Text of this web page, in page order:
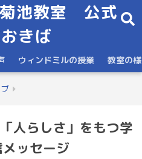
池教室 公式
きば
ウィンドミルの授業 教室の
人らしさ」をもつ学
ッセージ